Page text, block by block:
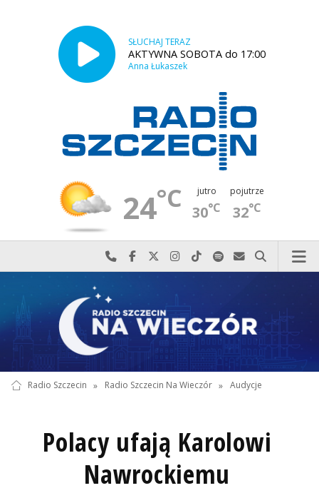
SŁUCHAJ TERAZ
AKTYWNA SOBOTA do 17:00
Anna Łukaszek
24°C jutro
30°C
pojutrze
32°C
Najlepiej po prostu do nas zadzwoń
Odwiedź nas na Facebook-u
Odwiedź nas na X
Odwiedź nas na Instagram-ie
Odwiedź nas na TikTok-u
Szukaj nas na Spotify
Wyślij do nas
Szukaj
Radio Szczecin » Radio Szczecin Na Wieczór » Audycje
Polacy ufają Karolowi
Nawrockiemu